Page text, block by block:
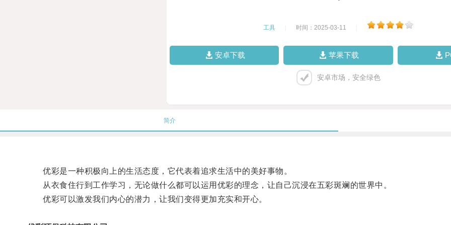
工具 时间：2025-03-11
安卓下载 苹果下载
安卓市场，安全绿色
简介
优彩是一种积极向上的生活态度，它代表着追求生活中的美好事物。
从衣食住行到工作学习，无论做什么都可以运用优彩的理念，让自己沉浸在五彩斑斓的世界中。
优彩可以激发我们内心的潜力，让我们变得更加充实和开心。